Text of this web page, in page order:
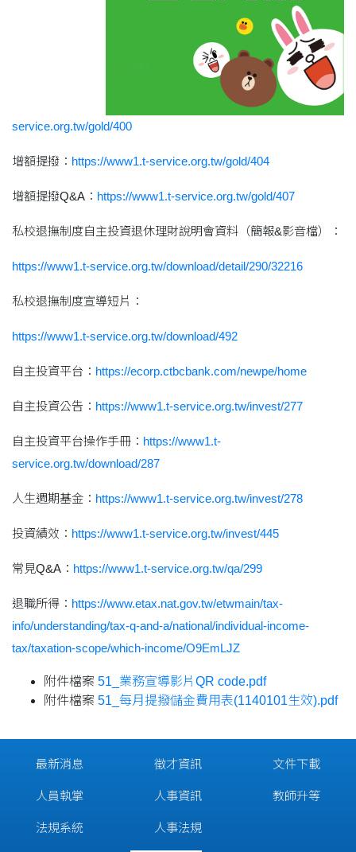
service.org.tw/gold/400
增額提撥： https://www1.t-service.org.tw/gold/404
增額提撥Q&A： https://www1.t-service.org.tw/gold/407
私校退撫制度自主投資退休理財說明會資料（簡報&影音檔）：
https://www1.t-service.org.tw/download/detail/290/32216
私校退撫制度宣導短片：
https://www1.t-service.org.tw/download/492
自主投資平台： https://ecorp.ctbcbank.com/newpe/home
自主投資公告： https://www1.t-service.org.tw/invest/277
自主投資平台操作手冊： https://www1.t-
service.org.tw/download/287
人生週期基金： https://www1.t-service.org.tw/invest/278
投資績效： https://www1.t-service.org.tw/invest/445
常見Q&A： https://www1.t-service.org.tw/qa/299
退職所得： https://www.etax.nat.gov.tw/etwmain/tax-
info/understanding/tax-q-and-a/national/individual-income-
tax/taxation-scope/which-income/O9EmLJZ
附件檔案 51_業務宣導影片QR code.pdf
附件檔案 51_每月提撥儲金費用表(1140101生效).pdf
最新消息
人員執掌
法規系統
徵才資訊
人事資訊
人事法規
文件下載
教師升等